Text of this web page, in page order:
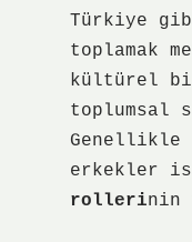
Türkiye
toplamak
kültürel
toplumsal
Genellikle
erkekler
rollerinin